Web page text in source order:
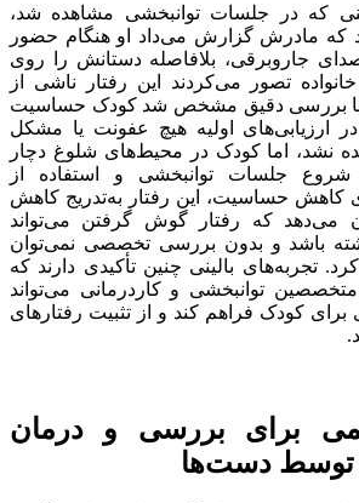
که در جلسات توانبخشی مشاهده شد،
که مادرش گزارش می‌داد او هنگام حضور
جاروبرقی، بلافاصله دستانش را روی
تصور می‌کردند این رفتار ناشی از
بررسی دقیق مشخص شد کودک حساسیت
در ارزیابی‌های اولیه هیچ عفونت یا مشکل
نشد، اما کودک در محیط‌های شلوغ دچار
جلسات توانبخشی و استفاده از
کاهش حساسیت، این رفتار به‌تدریج کاهش
می‌دهد که رفتار گوش گرفتن می‌تواند
باشد و بدون بررسی تخصصی نمی‌توان
تجربه‌های بالینی چنین تأکیدی دارند که
توانبخشی و کاردرمانی می‌تواند
کودک فراهم کند و از تثبیت رفتارهای
برای بررسی و درمان
توسط دست‌ها